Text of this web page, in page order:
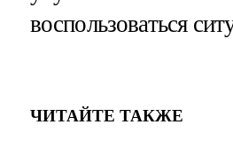
воспользоваться
ЧИТАЙТЕ ТАКЖЕ